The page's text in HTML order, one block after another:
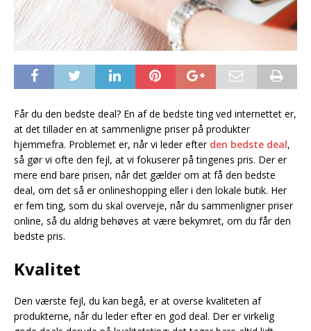
Får du den bedste deal? En af de bedste ting ved internettet er,
at det tillader en at sammenligne priser på produkter
hjemmefra. Problemet er, når vi leder efter den bedste deal,
så gør vi ofte den fejl, at vi fokuserer på tingenes pris. Der er
mere end bare prisen, når det gælder om at få den bedste
deal, om det så er onlineshopping eller i den lokale butik. Her
er fem ting, som du skal overveje, når du sammenligner priser
online, så du aldrig behøves at være bekymret, om du får den
bedste pris.
Kvalitet
Den værste fejl, du kan begå, er at overse kvaliteten af
produkterne, når du leder efter en god deal. Der er virkelig